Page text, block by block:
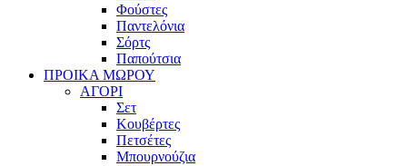
Φούστες
Παντελόνια
Σόρτς
Παπούτσια
ΠΡΟΙΚΑ ΜΩΡΟΥ
ΑΓΟΡΙ
Σετ
Κουβέρτες
Πετσέτες
Μπουρνούζια